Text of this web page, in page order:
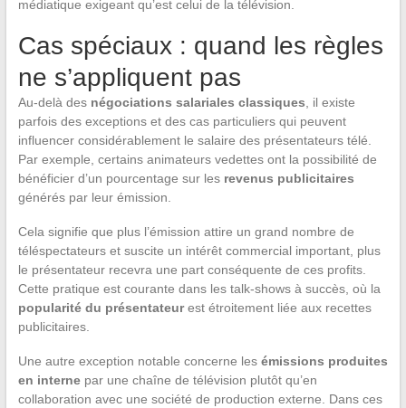
médiatique exigeant qu’est celui de la télévision.
Cas spéciaux : quand les règles
ne s’appliquent pas
Au-delà des négociations salariales classiques , il existe
parfois des exceptions et des cas particuliers qui peuvent
influencer considérablement le salaire des présentateurs télé.
Par exemple, certains animateurs vedettes ont la possibilité de
bénéficier d’un pourcentage sur les revenus publicitaires
générés par leur émission.
Cela signifie que plus l’émission attire un grand nombre de
téléspectateurs et suscite un intérêt commercial important, plus
le présentateur recevra une part conséquente de ces profits.
Cette pratique est courante dans les talk-shows à succès, où la
popularité du présentateurest étroitement liée aux recettes
publicitaires.
Une autre exception notable concerne les émissions produites
en internepar une chaîne de télévision plutôt qu’en
collaboration avec une société de production externe. Dans ces